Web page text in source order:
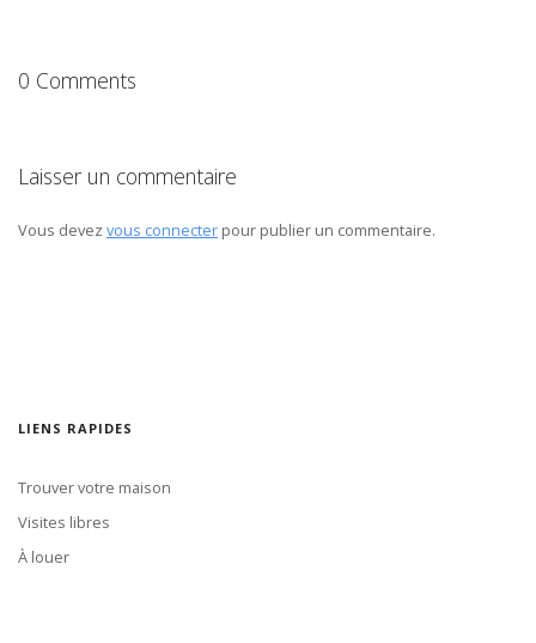
0 Comments
Laisser un commentaire
Vous devez vous connecter pour publier un commentaire.
LIENS RAPIDES
Trouver votre maison
Visites libres
À louer